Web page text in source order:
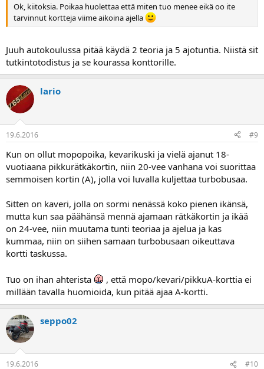
Ok, kiitoksia. Poikaa huolettaa että miten tuo menee eikä oo ite
tarvinnut kortteja viime aikoina ajella
Juuh autokoulussa pitää käydä 2 teoria ja 5 ajotuntia. Niistä sit
tutkintotodistus ja se kourassa konttorille.
lario
19.6.2016 #9
Kun on ollut mopopoika, kevarikuski ja vielä ajanut 18-
vuotiaana pikkurätkäkortin, niin 20-vee vanhana voi suorittaa
semmoisen kortin (A), jolla voi luvalla kuljettaa turbobusaa.
Sitten on kaveri, jolla on sormi nenässä koko pienen ikänsä,
mutta kun saa päähänsä mennä ajamaan rätkäkortin ja ikää
on 24-vee, niin muutama tunti teoriaa ja ajelua ja kas
kummaa, niin on siihen samaan turbobusaan oikeuttava
kortti taskussa.
Tuo on ihan ahterista
, että mopo/kevari/pikkuA-korttia ei
millään tavalla huomioida, kun pitää ajaa A-kortti.
seppo02
19.6.2016 #10